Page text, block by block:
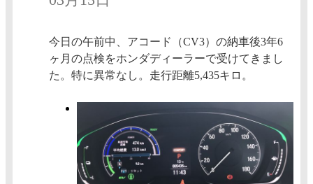
今日の午前中、アコード（CV3）の納車後3年6
ヶ月の点検をホンダディーラーで受けてきまし
た。特に異常なし。走行距離5,435キロ。